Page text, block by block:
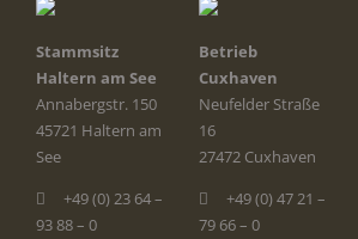
Stammsitz
Haltern am See
Annabergstr. 150
45721 Haltern am
See
+49 (0) 23 64 –
93 88 – 0
Betrieb
Cuxhaven
Neufelder Straße
16
27472 Cuxhaven
+49 (0) 47 21 –
79 66 – 0